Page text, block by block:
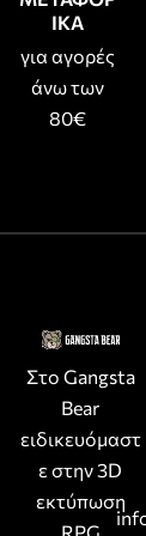
ΙΚΑ
για αγορές
άνω των
80€
Στο Gangsta
Bear
ειδικευόμαστ
ε στην 3D
εκτύπωση